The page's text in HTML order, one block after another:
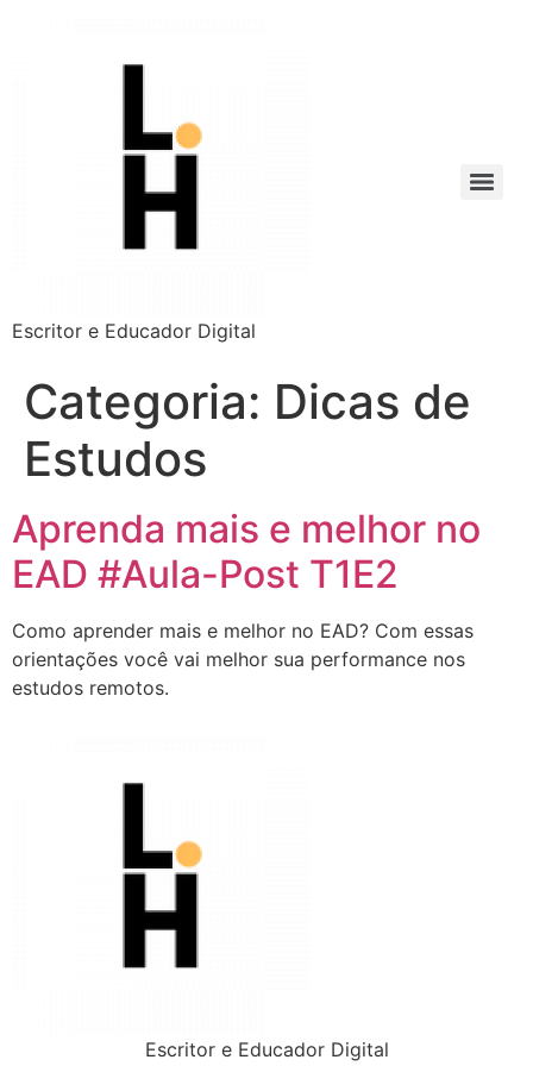
Escritor e Educador Digital
Categoria: Dicas de
Estudos
Aprenda mais e melhor no
EAD #Aula-Post T1E2
Como aprender mais e melhor no EAD? Com essas
orientações você vai melhor sua performance nos
estudos remotos.
Escritor e Educador Digital